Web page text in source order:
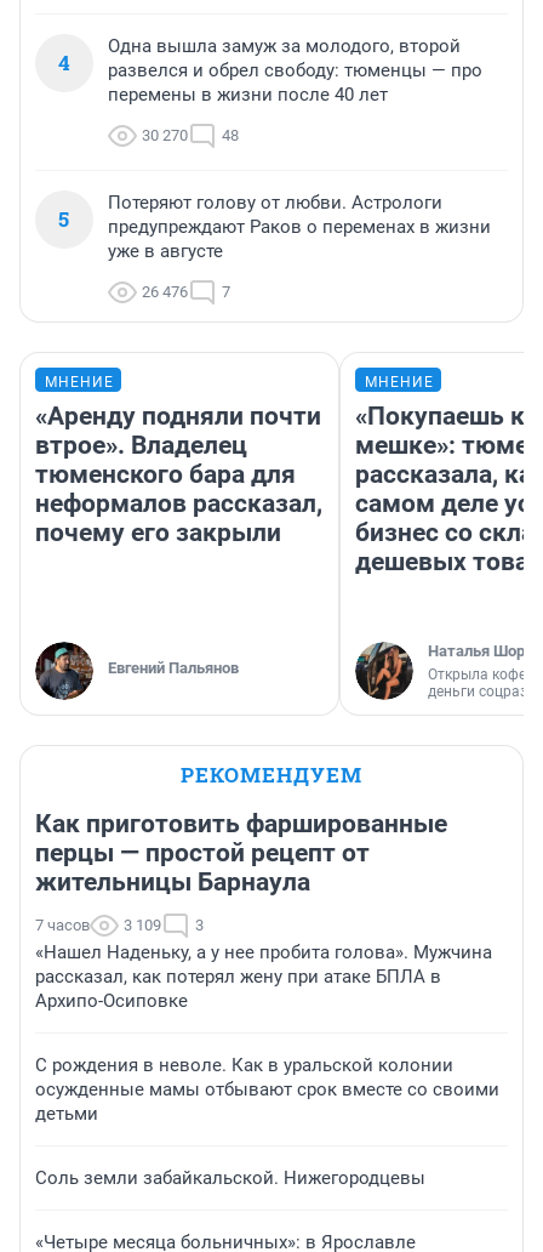
4
Одна вышла замуж за молодого, второй
развелся и обрел свободу: тюменцы — про
перемены в жизни после 40 лет
30 270 48
5
Потеряют голову от любви. Астрологи
предупреждают Раков о переменах в жизни
уже в августе
26 476 7
МНЕНИЕ
«Аренду подняли почти
втрое». Владелец
тюменского бара для
неформалов рассказал,
почему его закрыли
Евгений Пальянов
МНЕНИЕ
«Покупаешь
мешке»:
рассказала,
самом деле
бизнес со
дешевых
Наталья
Открыла
деньги
РЕКОМЕНДУЕМ
Как приготовить фаршированные
перцы — простой рецепт от
жительницы Барнаула
7 часов 3 109 3
«Нашел Наденьку, а у нее пробита голова». Мужчина
рассказал, как потерял жену при атаке БПЛА в
Архипо-Осиповке
С рождения в неволе. Как в уральской колонии
осужденные мамы отбывают срок вместе со своими
детьми
Соль земли забайкальской. Нижегородцевы
«Четыре месяца больничных»: в Ярославле